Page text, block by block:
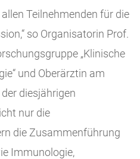
Teilnehmenden für die
so Organisatorin Prof.
„Klinische
und Oberärztin am
der diesjährigen
nur die
die Zusammenführung
Immunologie,